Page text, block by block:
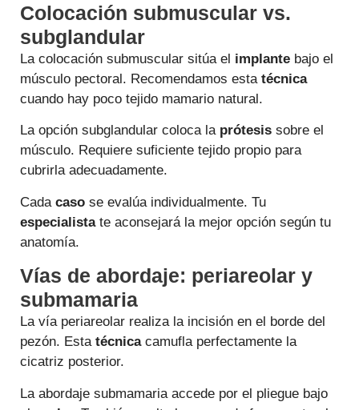
Colocación submuscular vs.
subglandular
La colocación submuscular sitúa el implante bajo el
músculo pectoral. Recomendamos esta técnica
cuando hay poco tejido mamario natural.
La opción subglandular coloca la prótesis sobre el
músculo. Requiere suficiente tejido propio para
cubrirla adecuadamente.
Cada caso se evalúa individualmente. Tu
especialistate aconsejará la mejor opción según tu
anatomía.
Vías de abordaje: periareolar y
submamaria
La vía periareolar realiza la incisión en el borde del
pezón. Esta técnicacamufla perfectamente la
cicatriz posterior.
La abordaje submamaria accede por el pliegue bajo